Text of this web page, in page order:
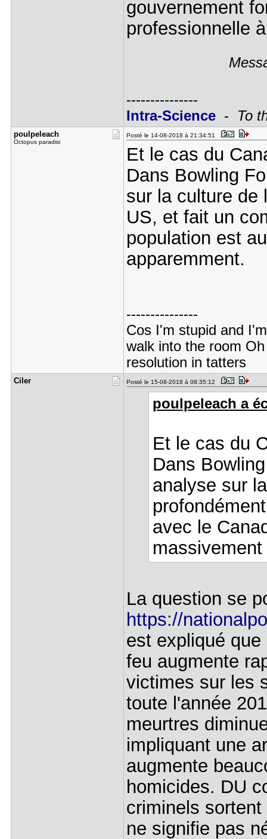
gouvernement
professionnelle
---------------
Intra-Science - To
poulpeleac​h
Octopus paradisi
Posté le 14-08-2018 à 21:34:51
Et le cas du
Dans Bowling
sur la culture de
US, et fait un
population est
apparemment.
---------------
Cos I'm stupid and
walk into the room
resolution in tatters
Ciler Posté le 15-08-2018 à 08:35:12
poulpeleach a
Et le cas du
Dans
analyse sur
avec le
La question se
https://
est expliqué
feu augmente
victimes sur les
toute l'année
meurtres
impliquant une
augmente
homicides. DU
criminels
ne signifie pas